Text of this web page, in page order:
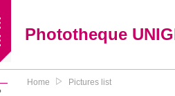
Phototheque
Home Pictures list